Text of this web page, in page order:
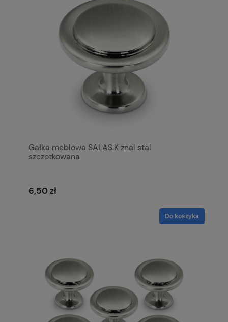
Gałka meblowa SALAS.K znal stal
szczotkowana
6,50 zł
Do koszyka